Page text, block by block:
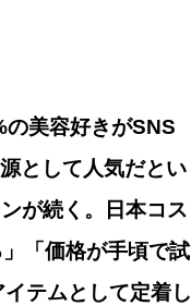
美容好きがSNS
として人気だとい
が続く。日本コス
「価格が手頃で試
テムとして定着し